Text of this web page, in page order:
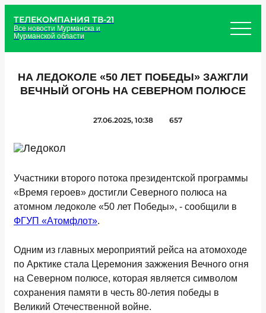
ТЕЛЕКОМПАНИЯ ТВ-21
Все новости Мурманска и
Мурманской области
НА ЛЕДОКОЛЕ «50 ЛЕТ ПОБЕДЫ» ЗАЖГЛИ
ВЕЧНЫЙ ОГОНЬ НА СЕВЕРНОМ ПОЛЮСЕ
27.06.2025, 10:38 657
Участники второго потока президентской программы
«Время героев» достигли Северного полюса на
атомном ледоколе «50 лет Победы», - сообщили в
ФГУП «Атомфлот».
Одним из главных мероприятий рейса на атомоходе
по Арктике стала Церемония зажжения Вечного огня
на Северном полюсе, которая является символом
сохранения памяти в честь 80-летия победы в
Великий Отечественной войне.